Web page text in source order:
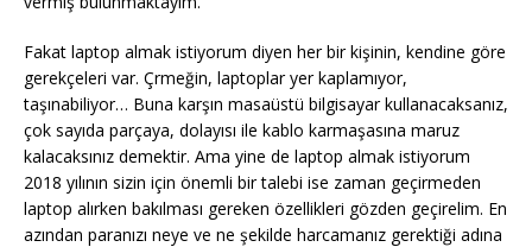
Fakat laptop almak istiyorum diyen her bir kişinin, kendine göre
gerekçeleri var. Çrmeğin, laptoplar yer kaplamıyor,
taşınabiliyor… Buna karşın masaüstü bilgisayar kullanacaksanız,
çok sayıda parçaya, dolayısı ile kablo karmaşasına maruz
kalacaksınız demektir. Ama yine de laptop almak istiyorum
2018 yılının sizin için önemli bir talebi ise zaman geçirmeden
laptop alırken bakılması gereken özellikleri gözden geçirelim. En
azından paranızı neye ve ne şekilde harcamanız gerektiği adına